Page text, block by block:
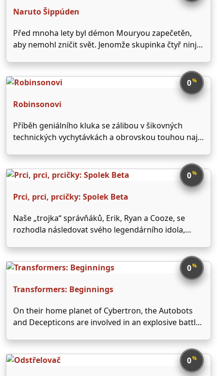
Naruto Šippúden
Před mnoha lety byl démon Mouryou zapečetěn,
aby nemohl zničit svět. Jenomže skupinka čtyř ninjů
začal. Jediný, kdo tomu může zabránit, je mladá
kněžka Shion, jež ovládá dvě techniky: zapečeťování
0%
Robinsonovi
Příběh geniálního kluka se zálibou v šikovných
technických vychytávkách a obrovskou touhou najít
nezdolné hledání jej jednoho dne zavede na místo,
které by si nedokázal představit ani v nejdivočejších
0%
Prci, prci, prcičky: Spolek Beta
Naše „trojka“ správňáků, Erik, Ryan a Cooze, se
rozhodla následovat svého legendárního idola,
„žhavých“ kočiček. A hlavně stát se součástí spolku
Beta. Proto musí splnit 50 náročných úkolů. Ne 0%
Transformers: Beginnings
On their home planet of Cybertron, the Autobots
and Decepticons are involved in an explosive battle
universe at stake, the Autobots send it far from the
reaches of the ruthless Megatron, …
0%